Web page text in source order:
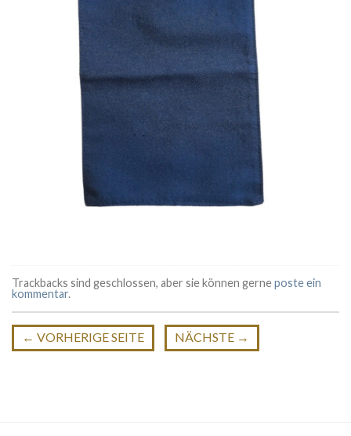
Trackbacks sind geschlossen, aber sie können gerneposte ein
kommentar.
← VORHERIGE SEITE NÄCHSTE →